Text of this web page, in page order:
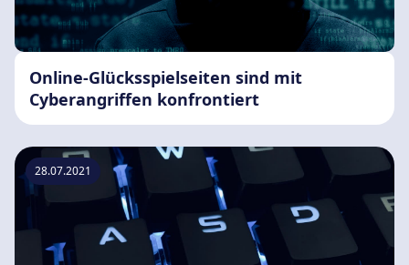
Online-Glücksspielseiten sind mit
Cyberangriffen konfrontiert
28.07.2021